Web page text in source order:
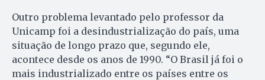
Outro problema levantado pelo professor da
Unicamp foi a desindustrialização do país, uma
situação de longo prazo que, segundo ele,
acontece desde os anos de 1990. “O Brasil já foi o
mais industrializado entre os países entre os